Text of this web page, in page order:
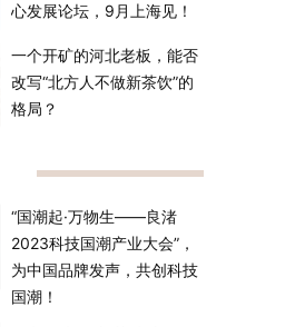
心发展论坛，9月上海见！
一个开矿的河北老板，能否
改写“北方人不做新茶饮”的
格局？
“国潮起·万物生——良渚
2023科技国潮产业大会”，
为中国品牌发声，共创科技
国潮！